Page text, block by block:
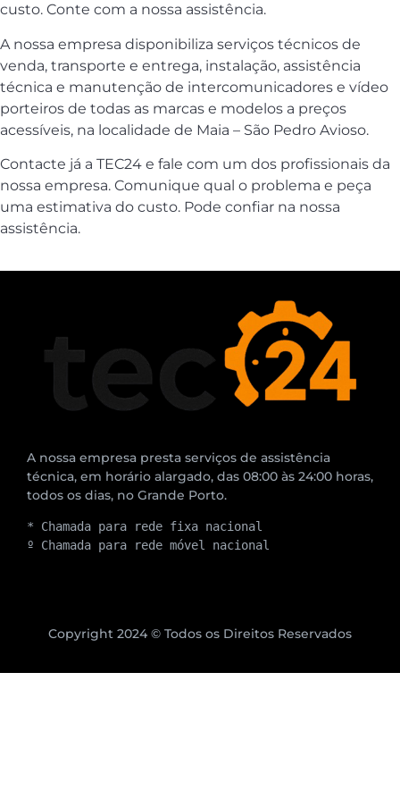
custo. Conte com a nossa assistência.
A nossa empresa disponibiliza serviços técnicos de
venda, transporte e entrega, instalação, assistência
técnica e manutenção de intercomunicadores e vídeo
porteiros de todas as marcas e modelos a preços
acessíveis, na localidade de Maia – São Pedro Avioso.
Contacte já a TEC24 e fale com um dos profissionais da
nossa empresa. Comunique qual o problema e peça
uma estimativa do custo. Pode confiar na nossa
assistência.
A nossa empresa presta serviços de assistência
técnica, em horário alargado, das 08:00 às 24:00 horas,
todos os dias, no Grande Porto.
* Chamada para rede fixa nacional
º Chamada para rede móvel nacional
Copyright 2024 © Todos os Direitos Reservados